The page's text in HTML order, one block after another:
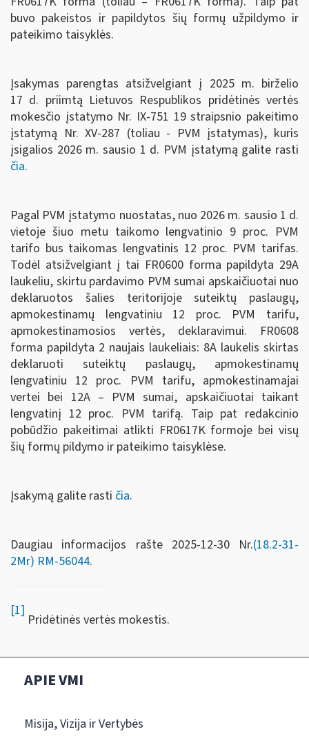
buvo pakeistos ir papildytos šių formų užpildymo ir
pateikimo taisyklės.
Įsakymas parengtas atsižvelgiant į 2025 m. birželio
17 d. priimtą Lietuvos Respublikos pridėtinės vertės
mokesčio įstatymo Nr. IX-751 19 straipsnio pakeitimo
įstatymą Nr. XV-287 (toliau - PVM įstatymas), kuris
įsigalios 2026 m. sausio 1 d. PVM įstatymą galite rasti
čia.
Pagal PVM įstatymo nuostatas, nuo 2026 m. sausio 1 d.
vietoje šiuo metu taikomo lengvatinio 9 proc. PVM
tarifo bus taikomas lengvatinis 12 proc. PVM tarifas.
Todėl atsižvelgiant į tai FR0600 forma papildyta 29A
laukeliu, skirtu pardavimo PVM sumai apskaičiuotai nuo
deklaruotos šalies teritorijoje suteiktų paslaugų,
apmokestinamų lengvatiniu 12 proc. PVM tarifu,
apmokestinamosios vertės, deklaravimui. FR0608
forma papildyta 2 naujais laukeliais: 8A laukelis skirtas
deklaruoti suteiktų paslaugų, apmokestinamų
lengvatiniu 12 proc. PVM tarifu, apmokestinamajai
vertei bei 12A – PVM sumai, apskaičiuotai taikant
lengvatinį 12 proc. PVM tarifą. Taip pat redakcinio
pobūdžio pakeitimai atlikti FR0617K formoje bei visų
šių formų pildymo ir pateikimo taisyklėse.
Įsakymą galite rasti čia.
Daugiau informacijos rašte 2025-12-30 Nr.(18.2-31-
2Mr) RM-56044.
[1]
Pridėtinės vertės mokestis.
APIE VMI
Misija, Vizija ir Vertybės